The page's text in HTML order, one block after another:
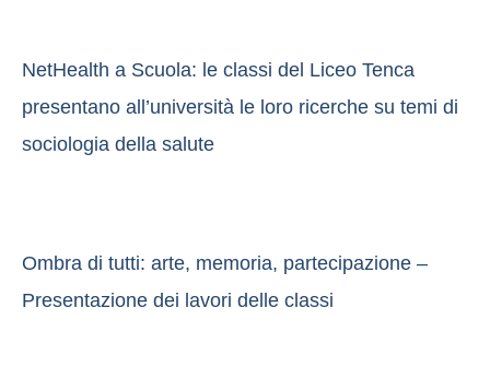
NetHealth a Scuola: le classi del Liceo Tenca
presentano all’università le loro ricerche su temi di
sociologia della salute
Ombra di tutti: arte, memoria, partecipazione –
Presentazione dei lavori delle classi